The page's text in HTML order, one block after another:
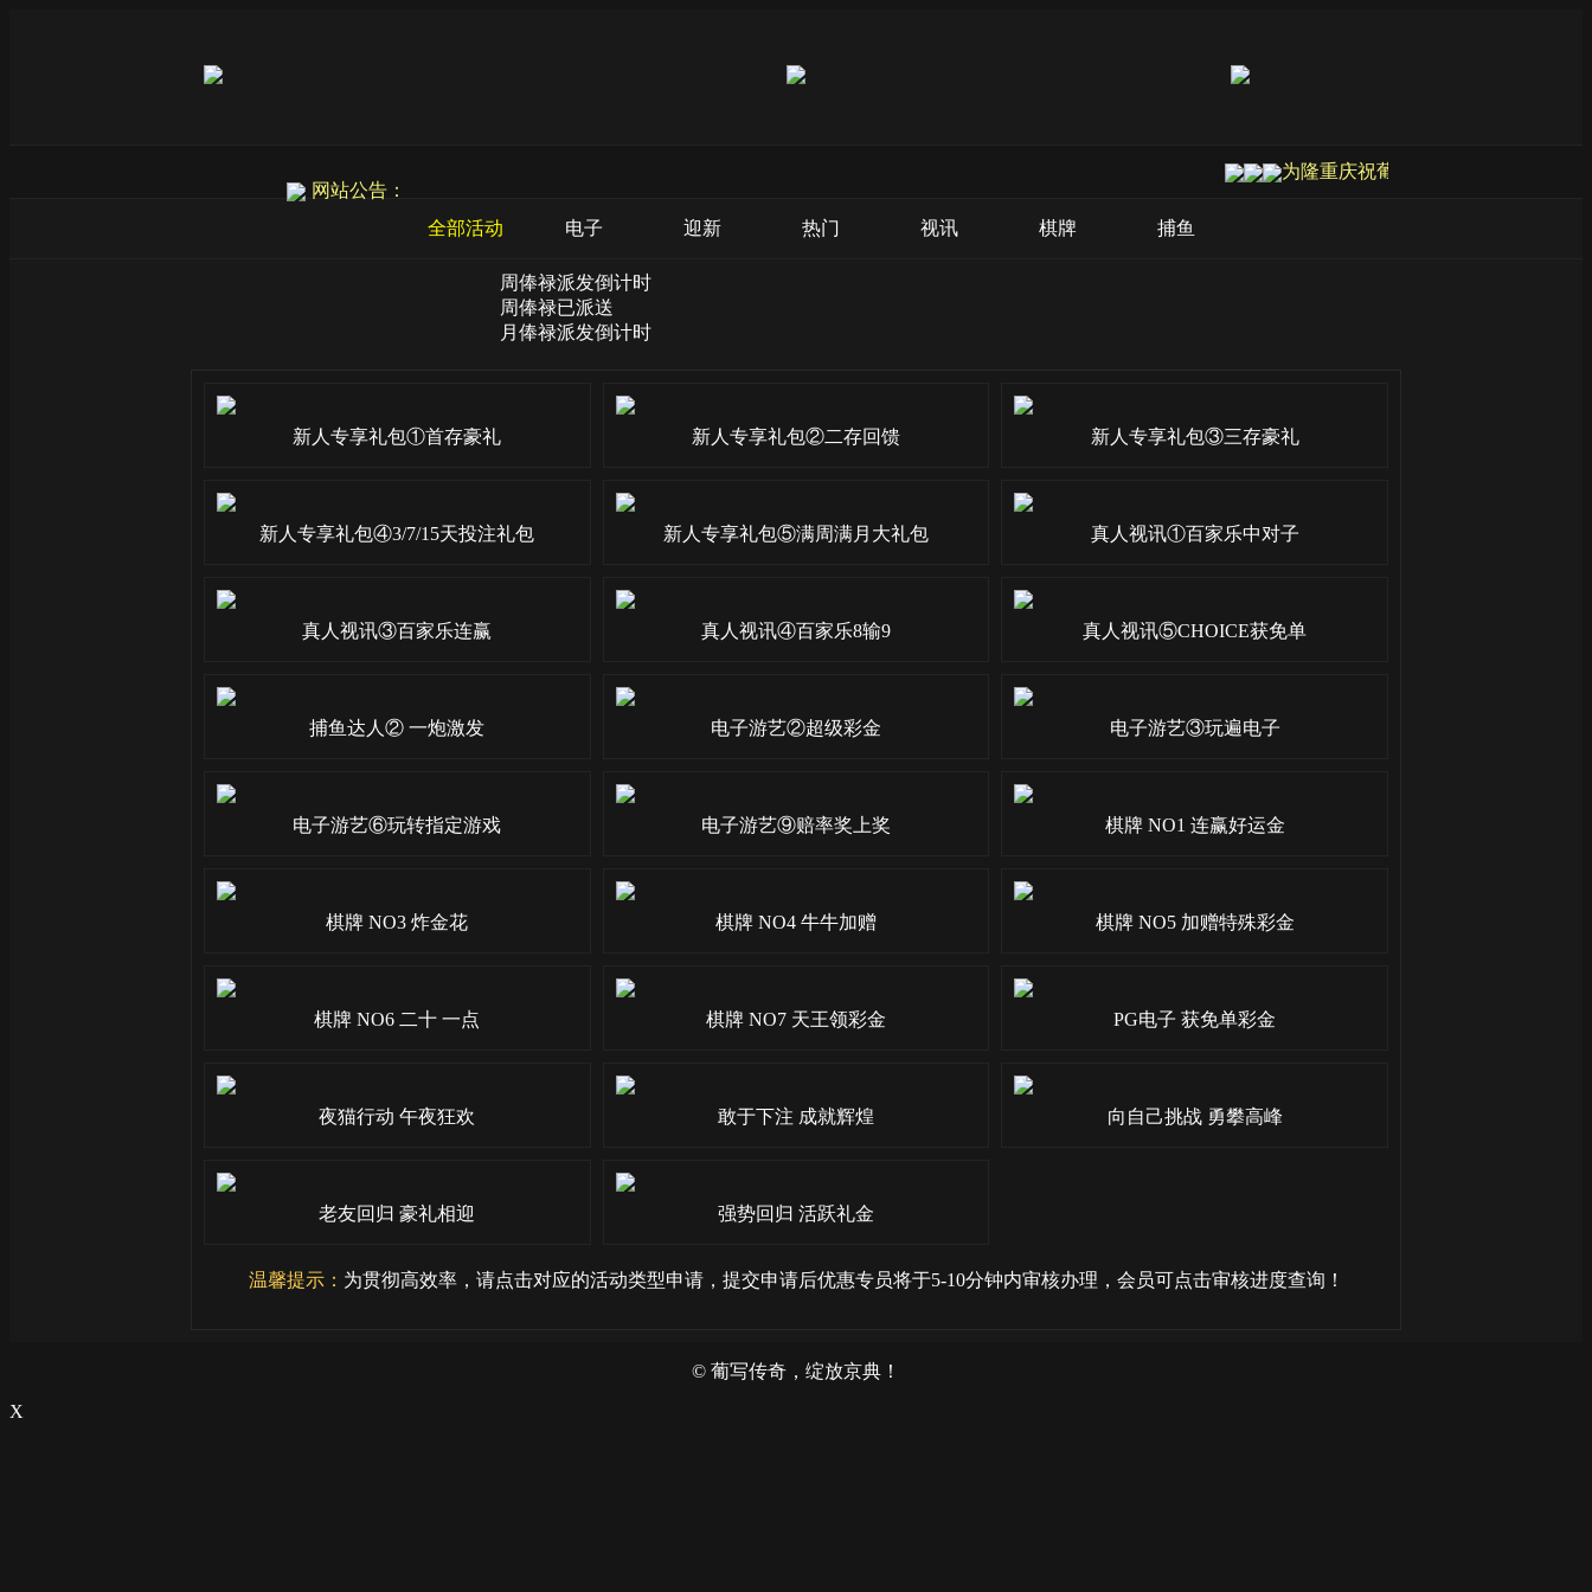
网站公告：
为隆重庆祝葡京娱乐场成立20周年，
全部活动 电子 迎新 热门 视讯 棋牌 捕鱼
周俸禄派发倒计时
周俸禄已派送
月俸禄派发倒计时
新人专享礼包①首存豪礼 新人专享礼包②二存回馈 新人专享礼包③三存豪礼
新人专享礼包④3/7/15天投注礼包 新人专享礼包⑤满周满月大礼包 真人视讯①百家乐中对子
真人视讯③百家乐连赢 真人视讯④百家乐8输9 真人视讯⑤CHOICE获免单
捕鱼达人② 一炮激发 电子游艺②超级彩金 电子游艺③玩遍电子
电子游艺⑥玩转指定游戏 电子游艺⑨赔率奖上奖 棋牌 NO1 连赢好运金
棋牌 NO3 炸金花 棋牌 NO4 牛牛加赠 棋牌 NO5 加赠特殊彩金
棋牌 NO6 二十 一点 棋牌 NO7 天王领彩金 PG电子 获免单彩金
夜猫行动 午夜狂欢 敢于下注 成就辉煌 向自己挑战 勇攀高峰
老友回归 豪礼相迎 强势回归 活跃礼金
温馨提示： 为贯彻高效率，请点击对应的活动类型申请，提交申请后优惠专员将于5-10分钟内审核办理，会员可点击审核进度查询！
© 葡写传奇，绽放京典！
X